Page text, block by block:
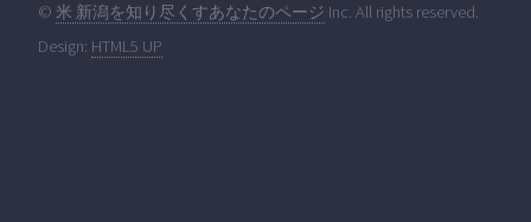
© 米 新潟を知り尽くすあなたのページ Inc. All rights reserved.
Design: HTML5 UP